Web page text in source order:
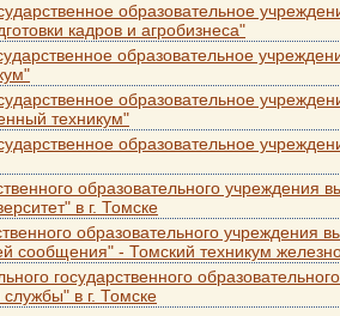
образовательное
кадров и агробизнеса"
образовательное
образовательное
техникум"
образовательное
образовательного учреждения
в г. Томске
образовательного учреждения
сообщения" - Томский техникум
государственного
службы" в г. Томске